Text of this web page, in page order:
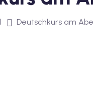
Deutschkurs am